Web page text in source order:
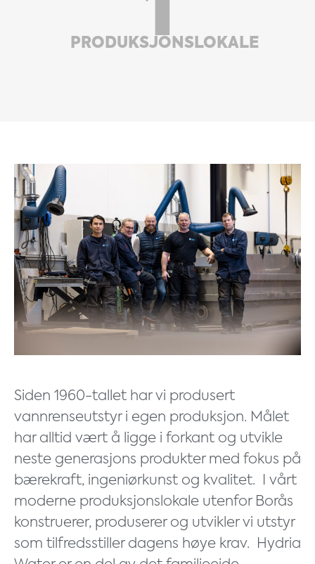
PRODUKSJONSLOKALE
Siden 1960-tallet har vi produsert
vannrenseutstyr i egen produksjon. Målet
har alltid vært å ligge i forkant og utvikle
neste generasjons produkter med fokus på
bærekraft, ingeniørkunst og kvalitet.
I vårt
moderne produksjonslokale utenfor Borås
konstruerer, produserer og utvikler vi utstyr
som tilfredsstiller dagens høye krav.
Hydria